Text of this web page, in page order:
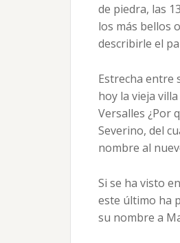
de piedra, las
los más bellos
describirle el
Estrecha entre
hoy la vieja
Versalles ¿Por
Severino, del
nombre al
Si se ha visto
este último ha
su nombre a